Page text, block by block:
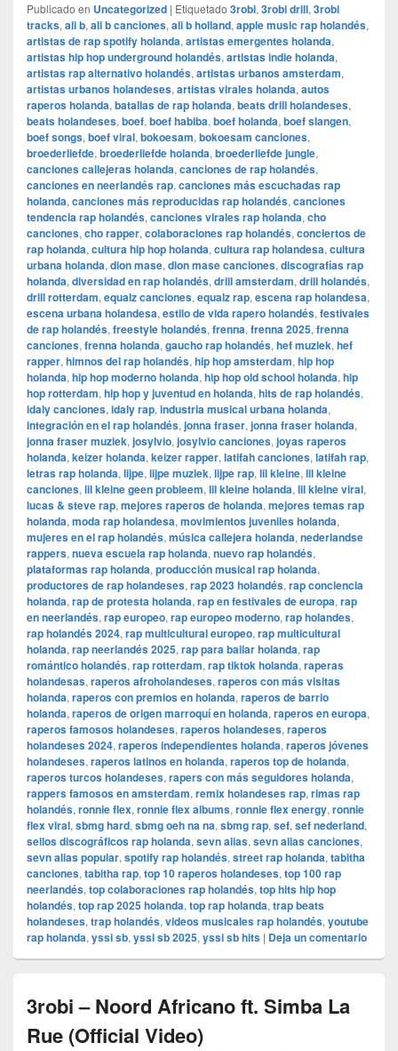
Publicado en Uncategorized | Etiquetado 3robi, 3robi drill, 3robi
tracks, ali b, ali b canciones, ali b holland, apple music rap holandés,
artistas de rap spotify holanda, artistas emergentes holanda,
artistas hip hop underground holandés, artistas indie holanda,
artistas rap alternativo holandés, artistas urbanos amsterdam,
artistas urbanos holandeses, artistas virales holanda, autos
raperos holanda, batallas de rap holanda, beats drill holandeses,
beats holandeses, boef, boef habiba, boef holanda, boef slangen,
boef songs, boef viral, bokoesam, bokoesam canciones,
broederliefde, broederliefde holanda, broederliefde jungle,
canciones callejeras holanda, canciones de rap holandés,
canciones en neerlandés rap, canciones más escuchadas rap
holanda, canciones más reproducidas rap holandés, canciones
tendencia rap holandés, canciones virales rap holanda, cho
canciones, cho rapper, colaboraciones rap holandés, conciertos de
rap holanda, cultura hip hop holanda, cultura rap holandesa, cultura
urbana holanda, dion mase, dion mase canciones, discografías rap
holanda, diversidad en rap holandés, drill amsterdam, drill holandés,
drill rotterdam, equalz canciones, equalz rap, escena rap holandesa,
escena urbana holandesa, estilo de vida rapero holandés, festivales
de rap holandés, freestyle holandés, frenna, frenna 2025, frenna
canciones, frenna holanda, gaucho rap holandés, hef muziek, hef
rapper, himnos del rap holandés, hip hop amsterdam, hip hop
holanda, hip hop moderno holanda, hip hop old school holanda, hip
hop rotterdam, hip hop y juventud en holanda, hits de rap holandés,
idaly canciones, idaly rap, industria musical urbana holanda,
integración en el rap holandés, jonna fraser, jonna fraser holanda,
jonna fraser muziek, josylvio, josylvio canciones, joyas raperos
holanda, keizer holanda, keizer rapper, latifah canciones, latifah rap,
letras rap holanda, lijpe, lijpe muziek, lijpe rap, lil kleine, lil kleine
canciones, lil kleine geen probleem, lil kleine holanda, lil kleine viral,
lucas & steve rap, mejores raperos de holanda, mejores temas rap
holanda, moda rap holandesa, movimientos juveniles holanda,
mujeres en el rap holandés, música callejera holanda, nederlandse
rappers, nueva escuela rap holanda, nuevo rap holandés,
plataformas rap holanda, producción musical rap holanda,
productores de rap holandeses, rap 2023 holandés, rap conciencia
holanda, rap de protesta holanda, rap en festivales de europa, rap
en neerlandés, rap europeo, rap europeo moderno, rap holandes,
rap holandés 2024, rap multicultural europeo, rap multicultural
holanda, rap neerlandés 2025, rap para bailar holanda, rap
romántico holandés, rap rotterdam, rap tiktok holanda, raperas
holandesas, raperos afroholandeses, raperos con más visitas
holanda, raperos con premios en holanda, raperos de barrio
holanda, raperos de origen marroquí en holanda, raperos en europa,
raperos famosos holandeses, raperos holandeses, raperos
holandeses 2024, raperos independientes holanda, raperos jóvenes
holandeses, raperos latinos en holanda, raperos top de holanda,
raperos turcos holandeses, rapers con más seguidores holanda,
rappers famosos en amsterdam, remix holandeses rap, rimas rap
holandés, ronnie flex, ronnie flex albums, ronnie flex energy, ronnie
flex viral, sbmg hard, sbmg oeh na na, sbmg rap, sef, sef nederland,
sellos discográficos rap holanda, sevn alias, sevn alias canciones,
sevn alias popular, spotify rap holandés, street rap holanda, tabitha
canciones, tabitha rap, top 10 raperos holandeses, top 100 rap
neerlandés, top colaboraciones rap holandés, top hits hip hop
holandés, top rap 2025 holanda, top rap holanda, trap beats
holandeses, trap holandés, videos musicales rap holandés, youtube
rap holanda, yssi sb, yssi sb 2025, yssi sb hits | Deja un comentario
3robi – Noord Africano ft. Simba La
Rue (Official Video)